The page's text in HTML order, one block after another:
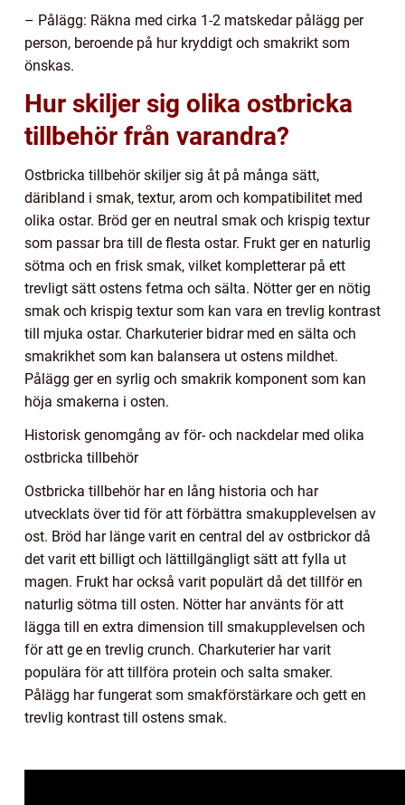
– Pålägg: Räkna med cirka 1-2 matskedar pålägg per
person, beroende på hur kryddigt och smakrikt som
önskas.
Hur skiljer sig olika ostbricka
tillbehör från varandra?
Ostbricka tillbehör skiljer sig åt på många sätt,
däribland i smak, textur, arom och kompatibilitet med
olika ostar. Bröd ger en neutral smak och krispig textur
som passar bra till de flesta ostar. Frukt ger en naturlig
sötma och en frisk smak, vilket kompletterar på ett
trevligt sätt ostens fetma och sälta. Nötter ger en nötig
smak och krispig textur som kan vara en trevlig kontrast
till mjuka ostar. Charkuterier bidrar med en sälta och
smakrikhet som kan balansera ut ostens mildhet.
Pålägg ger en syrlig och smakrik komponent som kan
höja smakerna i osten.
Historisk genomgång av för- och nackdelar med olika
ostbricka tillbehör
Ostbricka tillbehör har en lång historia och har
utvecklats över tid för att förbättra smakupplevelsen av
ost. Bröd har länge varit en central del av ostbrickor då
det varit ett billigt och lättillgängligt sätt att fylla ut
magen. Frukt har också varit populärt då det tillför en
naturlig sötma till osten. Nötter har använts för att
lägga till en extra dimension till smakupplevelsen och
för att ge en trevlig crunch. Charkuterier har varit
populära för att tillföra protein och salta smaker.
Pålägg har fungerat som smakförstärkare och gett en
trevlig kontrast till ostens smak.